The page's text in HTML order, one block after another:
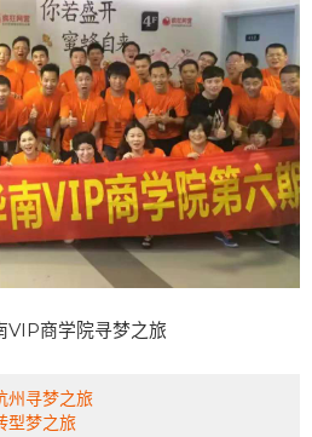
VIP商学院寻梦之旅
州寻梦之旅
型梦之旅